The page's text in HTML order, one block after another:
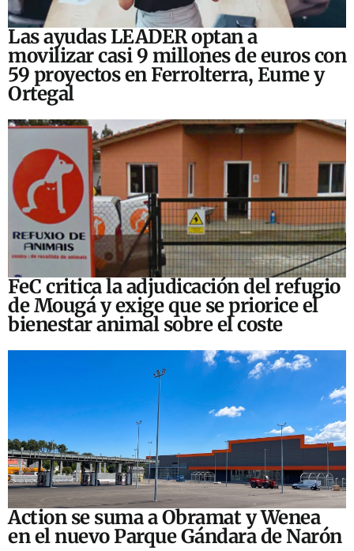
Las ayudas LEADER optan a
movilizar casi 9 millones de euros con
59 proyectos en Ferrolterra, Eume y
Ortegal
FeC critica la adjudicación del refugio
de Mougá y exige que se priorice el
bienestar animal sobre el coste
Action se suma a Obramat y Wenea
en el nuevo Parque Gándara de Narón